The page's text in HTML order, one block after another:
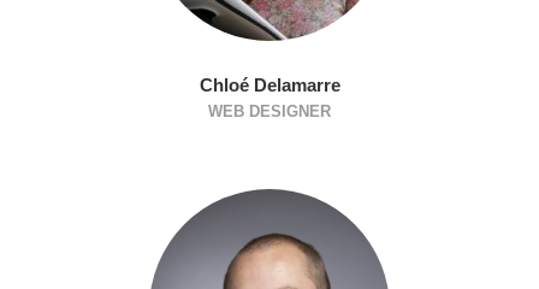
Chloé Delamarre
WEB DESIGNER